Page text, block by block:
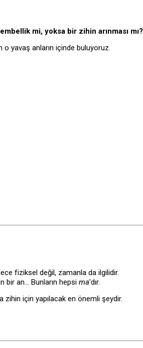
mi, yoksa bir zihin arınması mı?
yavaş anların içinde buluyoruz.
fiziksel değil, zamanla da ilgilidir.
bir an… Bunların hepsi ma’dır.
zihin için yapılacak en önemli şeydir.